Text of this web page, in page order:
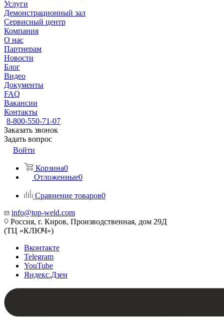
Услуги
Демонстрационный зал
Сервисный центр
Компания
О нас
Партнерам
Новости
Блог
Видео
Документы
FAQ
Вакансии
Контакты
8-800-550-71-07
Заказать звонок
Задать вопрос
Войти
Корзина0
Отложенные0
Сравнение товаров0
info@top-weld.com
Россия, г. Киров, Производственная, дом 29Д
(ТЦ «КЛЮЧ»)
Вконтакте
Telegram
YouTube
Яндекс.Дзен